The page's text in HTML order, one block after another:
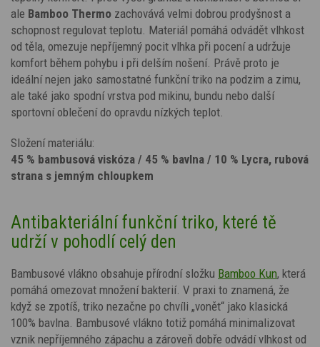
ale Bamboo Thermo zachovává velmi dobrou prodyšnost a
schopnost regulovat teplotu. Materiál pomáhá odvádět vlhkost
od těla, omezuje nepříjemný pocit vlhka při pocení a udržuje
komfort během pohybu i při delším nošení. Právě proto je
ideální nejen jako samostatné funkční triko na podzim a zimu,
ale také jako spodní vrstva pod mikinu, bundu nebo další
sportovní oblečení do opravdu nízkých teplot.
Složení materiálu:
45 % bambusová viskóza / 45 % bavlna / 10 % Lycra, rubová
strana s jemným chloupkem
Antibakteriální funkční triko, které tě
udrží v pohodlí celý den
Bambusové vlákno obsahuje přírodní složku Bamboo Kun, která
pomáhá omezovat množení bakterií. V praxi to znamená, že
když se zpotíš, triko nezačne po chvíli „vonět“ jako klasická
100% bavlna. Bambusové vlákno totiž pomáhá minimalizovat
vznik nepříjemného zápachu a zároveň dobře odvádí vlhkost od